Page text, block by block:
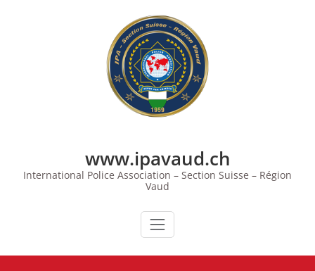
www.ipavaud.ch
International Police Association – Section Suisse – Région
Vaud